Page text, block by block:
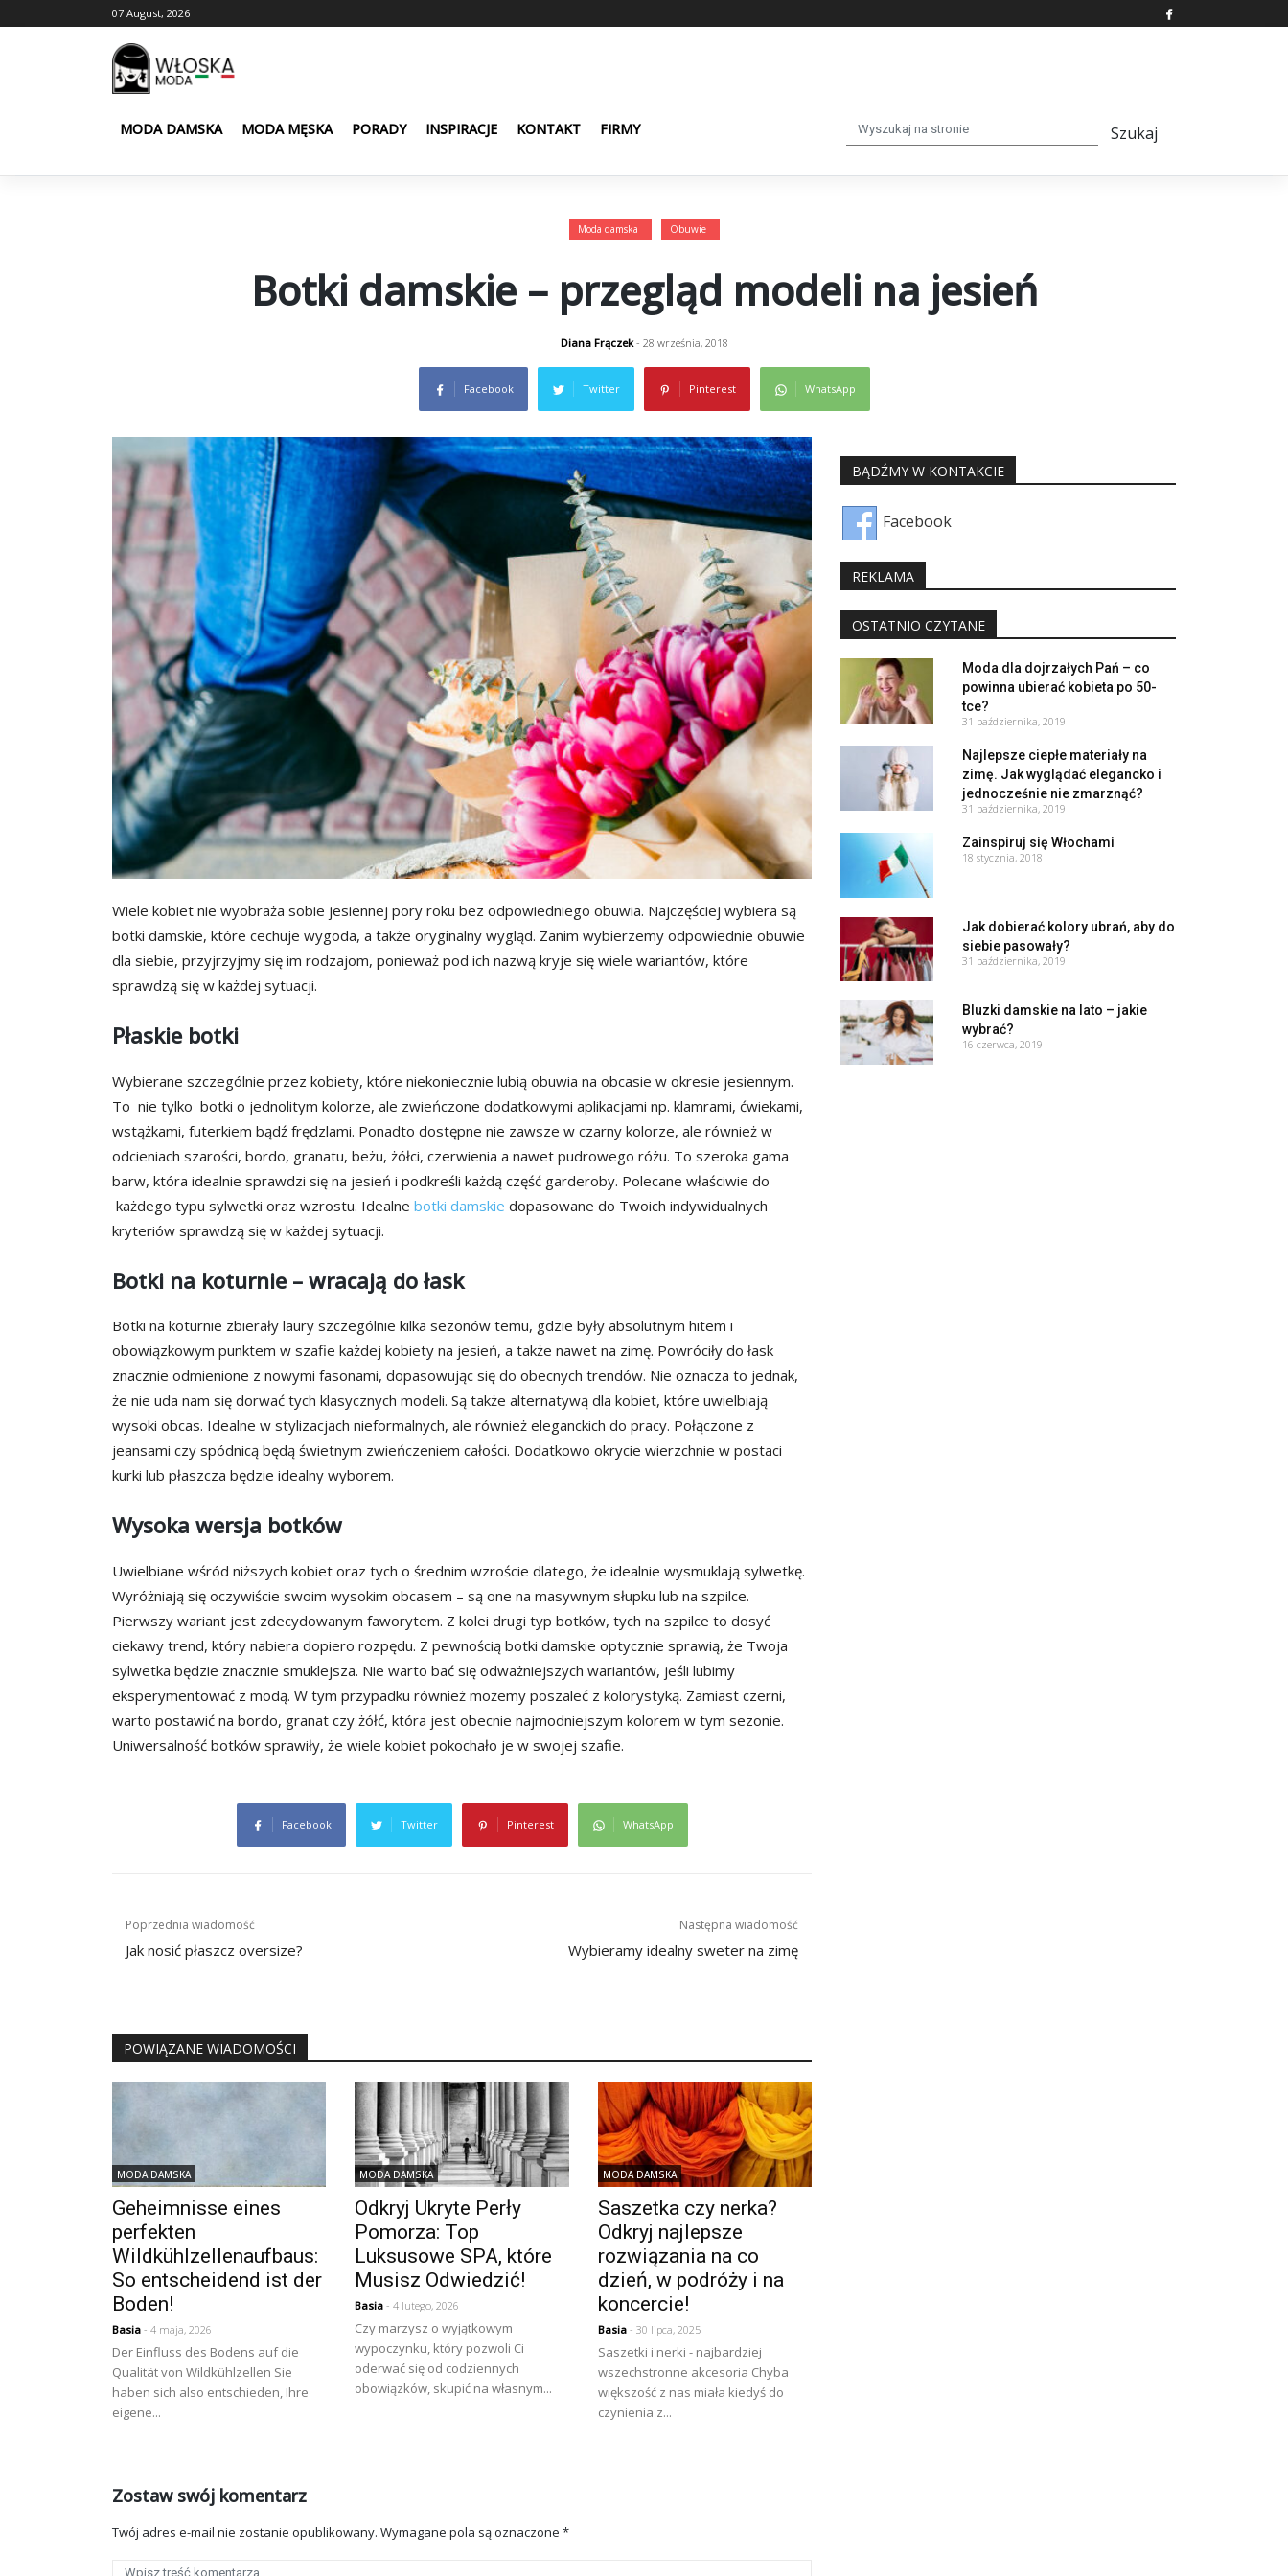
to
07 August, 2026
MODA DAMSKA MODA MĘSKA PORADY INSPIRACJE KONTAKT FIRMY
Moda damska Obuwie
Botki damskie – przegląd modeli na jesień
Diana Frączek- 28 września, 2018
Facebook Twitter Pinterest WhatsApp
Wiele kobiet nie wyobraża sobie jesiennej pory roku bez odpowiedniego obuwia. Najczęściej wybiera są
botki damskie, które cechuje wygoda, a także oryginalny wygląd. Zanim wybierzemy odpowiednie obuwie
dla siebie, przyjrzyjmy się im rodzajom, ponieważ pod ich nazwą kryje się wiele wariantów, które
sprawdzą się w każdej sytuacji.
Płaskie botki
Wybierane szczególnie przez kobiety, które niekoniecznie lubią obuwia na obcasie w okresie jesiennym.
To nie tylko botki o jednolitym kolorze, ale zwieńczone dodatkowymi aplikacjami np. klamrami, ćwiekami,
wstążkami, futerkiem bądź frędzlami. Ponadto dostępne nie zawsze w czarny kolorze, ale również w
odcieniach szarości, bordo, granatu, beżu, żółci, czerwienia a nawet pudrowego różu. To szeroka gama
barw, która idealnie sprawdzi się na jesień i podkreśli każdą część garderoby. Polecane właściwie do
każdego typu sylwetki oraz wzrostu. Idealne botki damskie dopasowane do Twoich indywidualnych
kryteriów sprawdzą się w każdej sytuacji.
Botki na koturnie – wracają do łask
Botki na koturnie zbierały laury szczególnie kilka sezonów temu, gdzie były absolutnym hitem i
obowiązkowym punktem w szafie każdej kobiety na jesień, a także nawet na zimę. Powróciły do łask
znacznie odmienione z nowymi fasonami, dopasowując się do obecnych trendów. Nie oznacza to jednak,
że nie uda nam się dorwać tych klasycznych modeli. Są także alternatywą dla kobiet, które uwielbiają
wysoki obcas. Idealne w stylizacjach nieformalnych, ale również eleganckich do pracy. Połączone z
jeansami czy spódnicą będą świetnym zwieńczeniem całości. Dodatkowo okrycie wierzchnie w postaci
kurki lub płaszcza będzie idealny wyborem.
Wysoka wersja botków
Uwielbiane wśród niższych kobiet oraz tych o średnim wzroście dlatego, że idealnie wysmuklają sylwetkę.
Wyróżniają się oczywiście swoim wysokim obcasem – są one na masywnym słupku lub na szpilce.
Pierwszy wariant jest zdecydowanym faworytem. Z kolei drugi typ botków, tych na szpilce to dosyć
ciekawy trend, który nabiera dopiero rozpędu. Z pewnością botki damskie optycznie sprawią, że Twoja
sylwetka będzie znacznie smuklejsza. Nie warto bać się odważniejszych wariantów, jeśli lubimy
eksperymentować z modą. W tym przypadku również możemy poszaleć z kolorystyką. Zamiast czerni,
warto postawić na bordo, granat czy żółć, która jest obecnie najmodniejszym kolorem w tym sezonie.
Uniwersalność botków sprawiły, że wiele kobiet pokochało je w swojej szafie.
Facebook Twitter Pinterest WhatsApp
Nawigacja
wpisu
Poprzednia wiadomość
Jak nosić płaszcz oversize?
Następna wiadomość
Wybieramy idealny sweter na zimę
POWIĄZANE WIADOMOŚCI
MODA DAMSKA
Geheimnisse eines
perfekten
Wildkühlzellenaufbaus:
So entscheidend ist der
Boden!
Basia - 4 maja, 2026
Der Einfluss des Bodens auf die
Qualität von Wildkühlzellen Sie
haben sich also entschieden, Ihre
eigene...
MODA DAMSKA
Odkryj Ukryte Perły
Pomorza: Top
Luksusowe SPA, które
Musisz Odwiedzić!
Basia - 4 lutego, 2026
Czy marzysz o wyjątkowym
wypoczynku, który pozwoli Ci
oderwać się od codziennych
obowiązków, skupić na własnym...
MODA DAMSKA
Saszetka czy nerka?
Odkryj najlepsze
rozwiązania na co
dzień, w podróży i na
koncercie!
Basia- 30 lipca, 2025
Saszetki i nerki - najbardziej
wszechstronne akcesoria Chyba
większość z nas miała kiedyś do
czynienia z...
Zostaw swój komentarz
Twój adres e-mail nie zostanie opublikowany. Wymagane pola są oznaczone *
BĄDŹMY W KONTAKCIE
Facebook
REKLAMA
OSTATNIO CZYTANE
Moda dla dojrzałych Pań – co
powinna ubierać kobieta po 50-
tce?
31 października, 2019
Najlepsze ciepłe materiały na
zimę. Jak wyglądać elegancko i
jednocześnie nie zmarznąć?
31 października, 2019
Zainspiruj się Włochami
18 stycznia, 2018
Jak dobierać kolory ubrań, aby do
siebie pasowały?
31 października, 2019
Bluzki damskie na lato – jakie
wybrać?
16 czerwca, 2019